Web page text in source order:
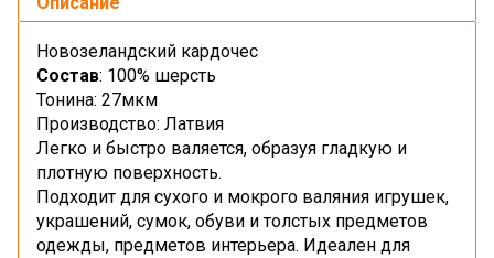
Новозеландский кардочес
Состав: 100% шерсть
Тонина: 27мкм
Производство: Латвия
Легко и быстро валяется, образуя гладкую и
плотную поверхность.
Подходит для сухого и мокрого валяния игрушек,
украшений, сумок, обуви и толстых предметов
одежды, предметов интерьера. Идеален для